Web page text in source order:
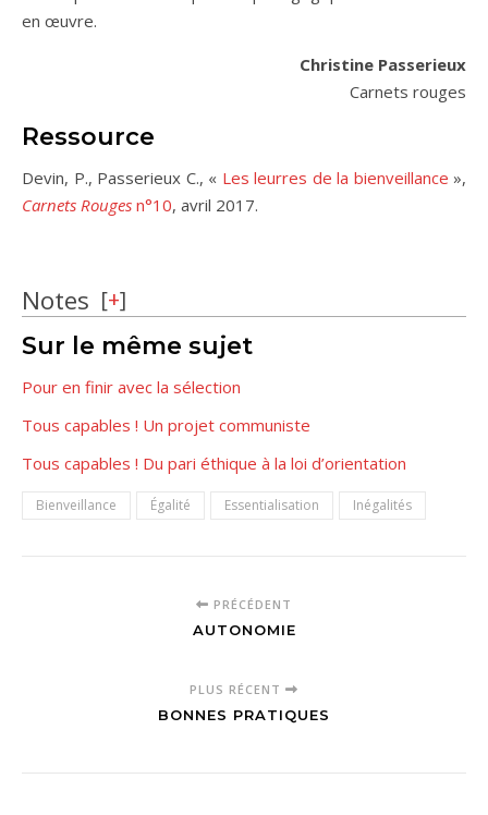
en œuvre.
Christine Passerieux
Carnets rouges
Ressource
Devin, P., Passerieux C., « Les leurres de la bienveillance »,
Carnets Rouges n°10, avril 2017.
Notes [+]
Sur le même sujet
Pour en finir avec la sélection
Tous capables ! Un projet communiste
Tous capables ! Du pari éthique à la loi d’orientation
Bienveillance Égalité Essentialisation Inégalités
PRÉCÉDENT
AUTONOMIE
PLUS RÉCENT
BONNES PRATIQUES